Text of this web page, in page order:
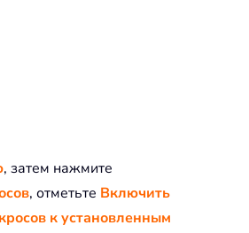
, затем нажмите
, отметьте Включить
к установленным